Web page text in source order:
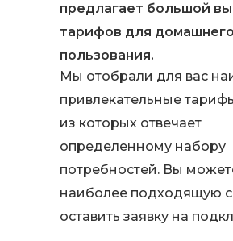
предлагает большой
тарифов для домашнего
пользования.
Мы отобрали для вас
привлекательные
из которых отвечает
определенному набору
потребностей. Вы
наиболее подходящую
оставить заявку на